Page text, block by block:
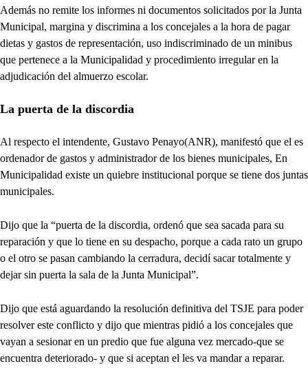
Además no remite los informes ni documentos solicitados por la Junta
Municipal, margina y discrimina a los concejales a la hora de pagar
dietas y gastos de representación, uso indiscriminado de un minibus
que pertenece a la Municipalidad y procedimiento irregular en la
adjudicación del almuerzo escolar.
La puerta de la discordia
Al respecto el intendente, Gustavo Penayo(ANR), manifestó que el es
ordenador de gastos y administrador de los bienes municipales, En
Municipalidad existe un quiebre institucional porque se tiene dos juntas
municipales.
Dijo que la “puerta de la discordia, ordenó que sea sacada para su
reparación y que lo tiene en su despacho, porque a cada rato un grupo
o el otro se pasan cambiando la cerradura, decidí sacar totalmente y
dejar sin puerta la sala de la Junta Municipal”.
Dijo que está aguardando la resolución definitiva del TSJE para poder
resolver este conflicto y dijo que mientras pidió a los concejales que
vayan a sesionar en un predio que fue alguna vez mercado-que se
encuentra deteriorado- y que si aceptan el les va mandar a reparar.